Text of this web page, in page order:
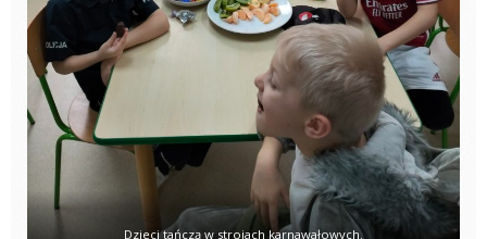
Dzieci tańczą w strojach karnawałowych.